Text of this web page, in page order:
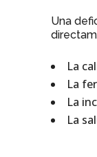
Una
La
La
La
La